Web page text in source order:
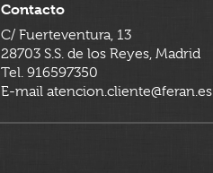
Contacto
C/ Fuerteventura, 13
28703 S.S. de los Reyes, Madrid
Tel. 916597350
E-mail atencion.cliente@feran.es